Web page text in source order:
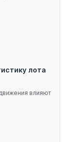
лота
влияют